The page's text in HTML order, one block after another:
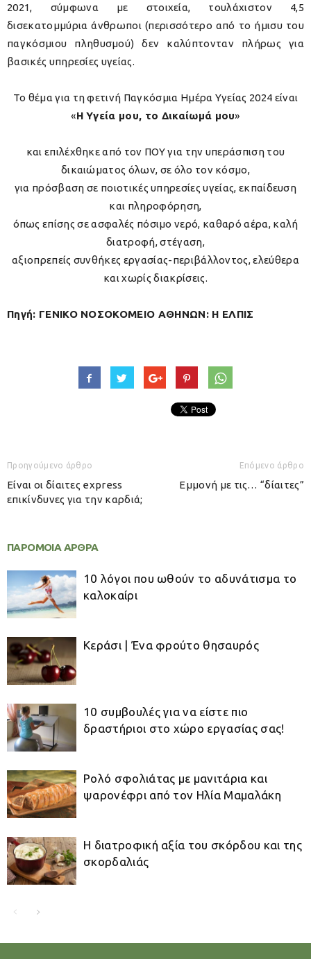
2021, σύμφωνα με στοιχεία, τουλάχιστον 4,5
δισεκατομμύρια άνθρωποι (περισσότερο από το ήμισυ του
παγκόσμιου πληθυσμού) δεν καλύπτονταν πλήρως για
βασικές υπηρεσίες υγείας.
Το θέμα για τη φετινή Παγκόσμια Ημέρα Υγείας 2024 είναι
«Η Υγεία μου, το Δικαίωμά μου»
και επιλέχθηκε από τον ΠΟΥ για την υπεράσπιση του
δικαιώματος όλων, σε όλο τον κόσμο,
για πρόσβαση σε ποιοτικές υπηρεσίες υγείας, εκπαίδευση
και πληροφόρηση,
όπως επίσης σε ασφαλές πόσιμο νερό, καθαρό αέρα, καλή
διατροφή, στέγαση,
αξιοπρεπείς συνθήκες εργασίας-περιβάλλοντος, ελεύθερα
και χωρίς διακρίσεις.
Πηγή: ΓΕΝΙΚΟ ΝΟΣΟΚΟΜΕΙΟ ΑΘΗΝΩΝ: Η ΕΛΠΙΣ
Προηγούμενο άρθρο
Είναι οι δίαιτες express
επικίνδυνες για την καρδιά;
Επόμενο άρθρο
Εμμονή με τις… “δίαιτες”
ΠΑΡΟΜΟΙΑ ΑΡΘΡΑ
10 λόγοι που ωθούν το αδυνάτισμα το
καλοκαίρι
Κεράσι | Ένα φρούτο θησαυρός
10 συμβουλές για να είστε πιο
δραστήριοι στο χώρο εργασίας σας!
Ρολό σφολιάτας με μανιτάρια και
ψαρονέφρι από τον Ηλία Μαμαλάκη
Η διατροφική αξία του σκόρδου και της
σκορδαλιάς